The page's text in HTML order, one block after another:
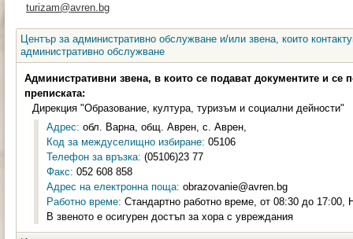
turizam@avren.bg
Център за административно обслужване и/или звена, които
административно обслужване
Административни звена, в които се подават документите и се
преписката:
Дирекция "Образование, култура, туризъм и социални дейности"
Адрес: обл. Варна, общ. Аврен, с. Аврен,
Код за междуселищно избиране: 05106
Телефон за връзка: (05106)23 77
Факс: 052 608 858
Адрес на електронна поща: obrazovanie@avren.bg
Работно време: Стандартно работно време, от 08:30 до 17:00,
В звеното е осигурен достъп за хора с увреждания